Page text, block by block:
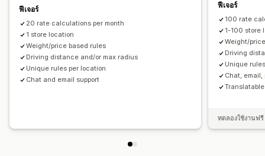
ฟีเจอร์
20 rate calculations per month
1 store location
Weight/price based rules
Driving distance and/or max radius
Unique rules per location
Chat and email support
ฟีเจอร์
100 rate
1-100 store
Weight/
Driving
Unique
Chat, email,
ทดลองใช้งานฟ